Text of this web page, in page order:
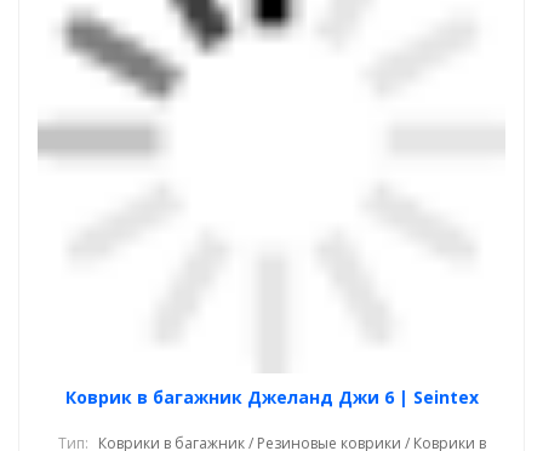
Коврик в багажник Джеланд Джи 6 | Seintex
Тип: Коврики в багажник / Резиновые коврики / Коврики в